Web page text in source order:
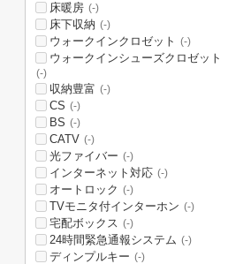
床暖房 (-)
床下収納 (-)
ウォークインクロゼット (-)
ウォークインシューズクロゼット
(-)
収納豊富 (-)
CS (-)
BS (-)
CATV (-)
光ファイバー (-)
インターネット対応 (-)
オートロック (-)
TVモニタ付インターホン (-)
宅配ボックス (-)
24時間緊急通報システム (-)
ディンプルキー (-)